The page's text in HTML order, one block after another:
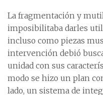
La fragmentación y
imposibilitaba darles
incluso como piezas
intervención debió
unidad con sus
modo se hizo un plan
lado, un sistema de